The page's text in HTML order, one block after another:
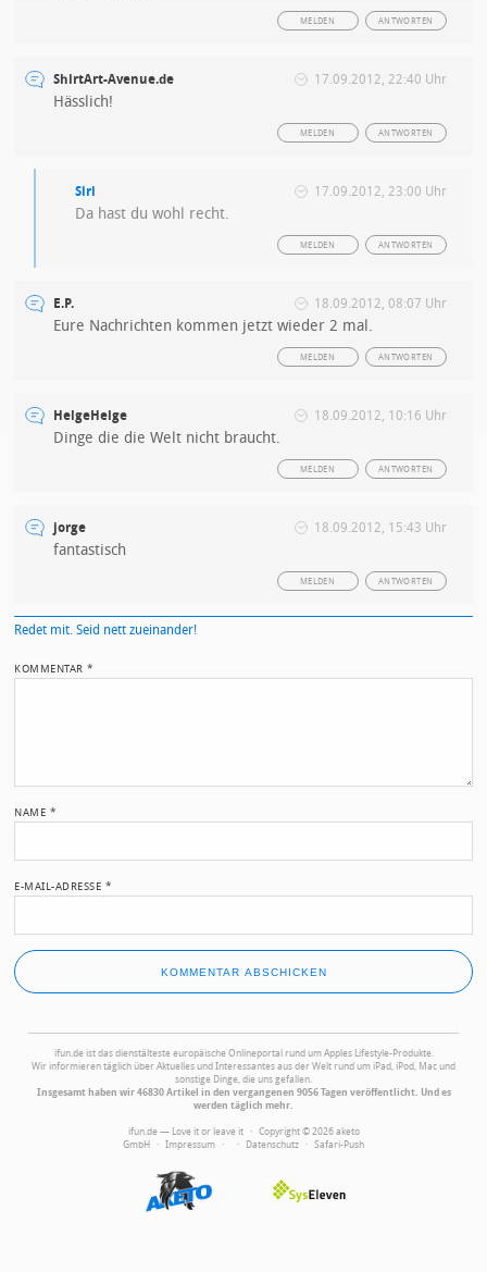
ANTWORTEN
MELDEN
ShirtArt-Avenue.de 17.09.2012, 22:40 Uhr
Hässlich!
ANTWORTEN
MELDEN
Siri 17.09.2012, 23:00 Uhr
Da hast du wohl recht.
ANTWORTEN
MELDEN
E.P. 18.09.2012, 08:07 Uhr
Eure Nachrichten kommen jetzt wieder 2 mal.
ANTWORTEN
MELDEN
HelgeHelge 18.09.2012, 10:16 Uhr
Dinge die die Welt nicht braucht.
ANTWORTEN
MELDEN
jorge 18.09.2012, 15:43 Uhr
fantastisch
ANTWORTEN
MELDEN
Redet mit. Seid nett zueinander!
KOMMENTAR*
NAME *
E-MAIL-ADRESSE *
ifun.de ist das dienstälteste europäische Onlineportal rund um Apples Lifestyle-Produkte.
Wir informieren täglich über Aktuelles und Interessantes aus der Welt rund um iPad, iPod, Mac und
sonstige Dinge, die uns gefallen.
Insgesamt haben wir 46830 Artikel in den vergangenen 9056 Tagen veröffentlicht. Und es
werden täglich mehr.
ifun.de — Love it or leave it · Copyright © 2026 aketo
GmbH · Impressum · · Datenschutz · Safari-Push